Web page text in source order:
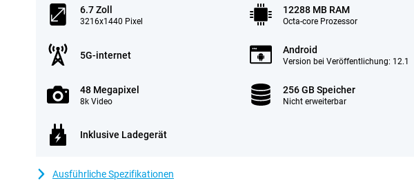
6.7 Zoll
3216x1440 Pixel
12288 MB RAM
Octa-core Prozessor
5G-internet Android
Version bei Veröffentlichung: 12.1
48 Megapixel
8k Video
256 GB Speicher
Nicht erweiterbar
Inklusive Ladegerät
Ausführliche Spezifikationen